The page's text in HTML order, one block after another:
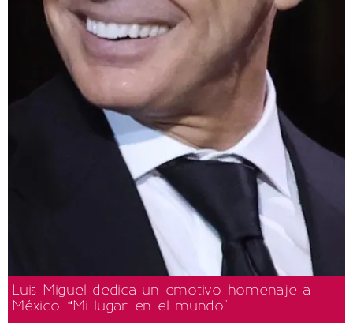
Luis Miguel dedica un emotivo homenaje a
México: “Mi lugar en el mundo"